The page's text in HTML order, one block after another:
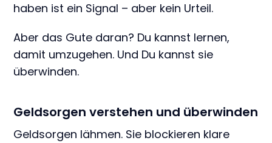
haben ist ein Signal – aber kein Urteil.
Aber das Gute daran? Du kannst lernen,
damit umzugehen. Und Du kannst sie
überwinden.
Geldsorgen verstehen und überwinden
Geldsorgen lähmen. Sie blockieren klare